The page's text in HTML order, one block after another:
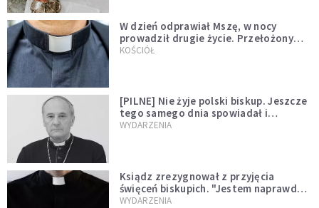
W dzień odprawiał Mszę, w nocy
prowadził drugie życie. Przełożony
kazał mu opuścić zakon
KOŚCIÓŁ
[PILNE] Nie żyje polski biskup. Jeszcze
tego samego dnia spowiadał i
sprawował Mszę świętą
WYDARZENIA
Ksiądz zrezygnował z przyjęcia
święceń biskupich. "Jestem naprawdę
niegodny"
WYDARZENIA